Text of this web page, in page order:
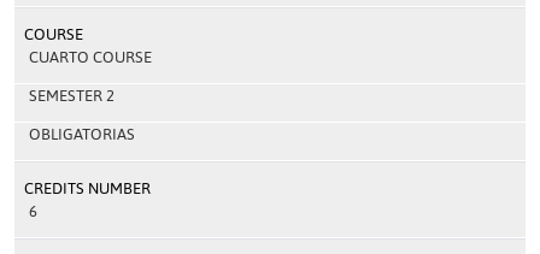
COURSE
CUARTO COURSE
SEMESTER 2
OBLIGATORIAS
CREDITS NUMBER
6